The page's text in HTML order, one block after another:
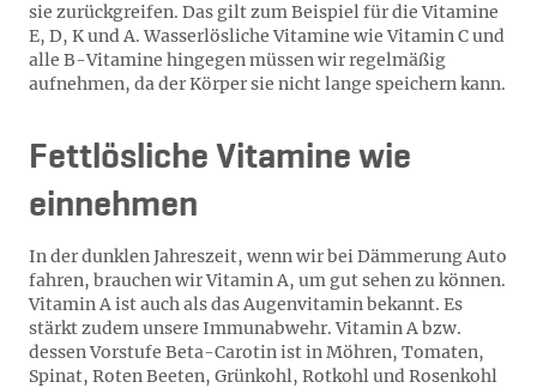
sie zurückgreifen. Das gilt zum Beispiel für die Vitamine
E, D, K und A. Wasserlösliche Vitamine wie Vitamin C und
alle B-Vitamine hingegen müssen wir regelmäßig
aufnehmen, da der Körper sie nicht lange speichern kann.
Fettlösliche Vitamine wie
einnehmen
In der dunklen Jahreszeit, wenn wir bei Dämmerung Auto
fahren, brauchen wir Vitamin A, um gut sehen zu können.
Vitamin A ist auch als das Augenvitamin bekannt. Es
stärkt zudem unsere Immunabwehr. Vitamin A bzw.
dessen Vorstufe Beta-Carotin ist in Möhren, Tomaten,
Spinat, Roten Beeten, Grünkohl, Rotkohl und Rosenkohl